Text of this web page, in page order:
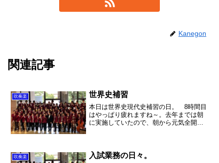
Kanegon
関連記事
吹奏楽 世界史補習
本日は世界史現代史補習の日。 8時間目
はやっぱり疲れますね～。去年までは朝
に実施していたので、朝から元気全開で
大戦まで突撃です！早...
吹奏楽 入試業務の日々。